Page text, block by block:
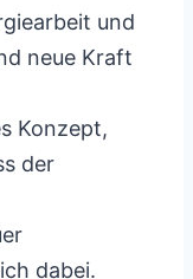
und
neue Kraft
Konzept,
der
dabei.